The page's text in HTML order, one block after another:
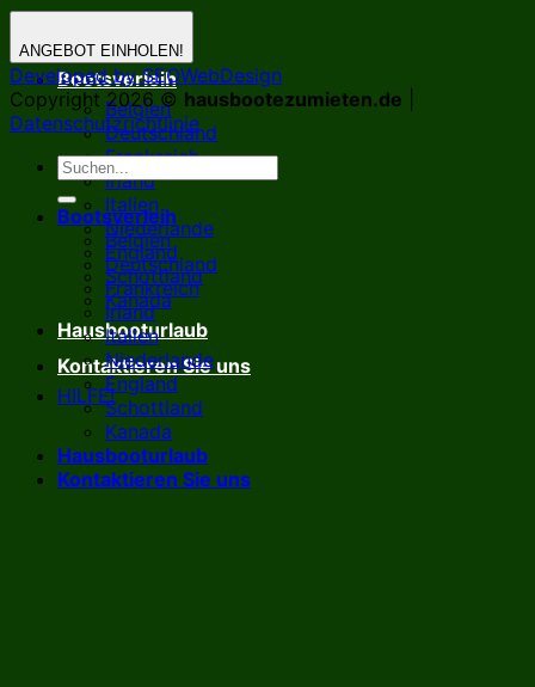
Bootsverleih
Belgien
Deutschland
Frankreich
Irland
Italien
Niederlande
England
Schottland
Kanada
Hausbooturlaub
Kontaktieren Sie uns
HILFE!
ANGEBOT EINHOLEN!
Developed by SEOWebDesign
Copyright 2026 © hausbootezumieten.de
Datenschutzrichtlinie
Bootsverleih
Belgien
Deutschland
Frankreich
Irland
Italien
Niederlande
England
Schottland
Kanada
Hausbooturlaub
Kontaktieren Sie uns